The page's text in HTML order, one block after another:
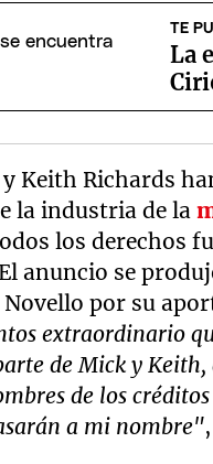
TE
La
Keith Richards
la industria de la
los derechos
anuncio se
por su
extraordinario
de Mick y
de los
a mi nombre"